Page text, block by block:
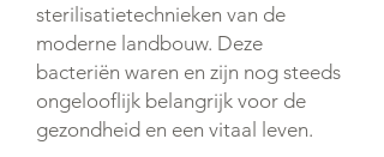
sterilisatietechnieken van de
moderne landbouw. Deze
bacteriën waren en zijn nog steeds
ongelooflijk belangrijk voor de
gezondheid en een vitaal leven.